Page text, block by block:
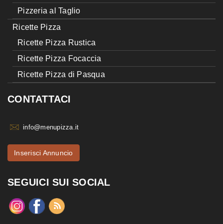
Pizzeria al Taglio
Ricette Pizza
Ricette Pizza Rustica
Ricette Pizza Focaccia
Ricette Pizza di Pasqua
CONTATTACI
info@menupizza.it
Inserisci Annuncio
SEGUICI SUI SOCIAL